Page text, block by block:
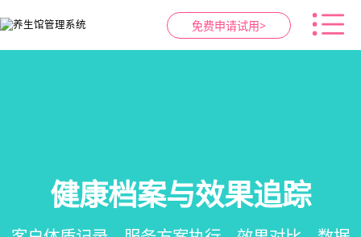
免费申请试用>
会员营销&锁客
预约与工位管理
健康档案与效果追踪
智慧养生馆管理系统